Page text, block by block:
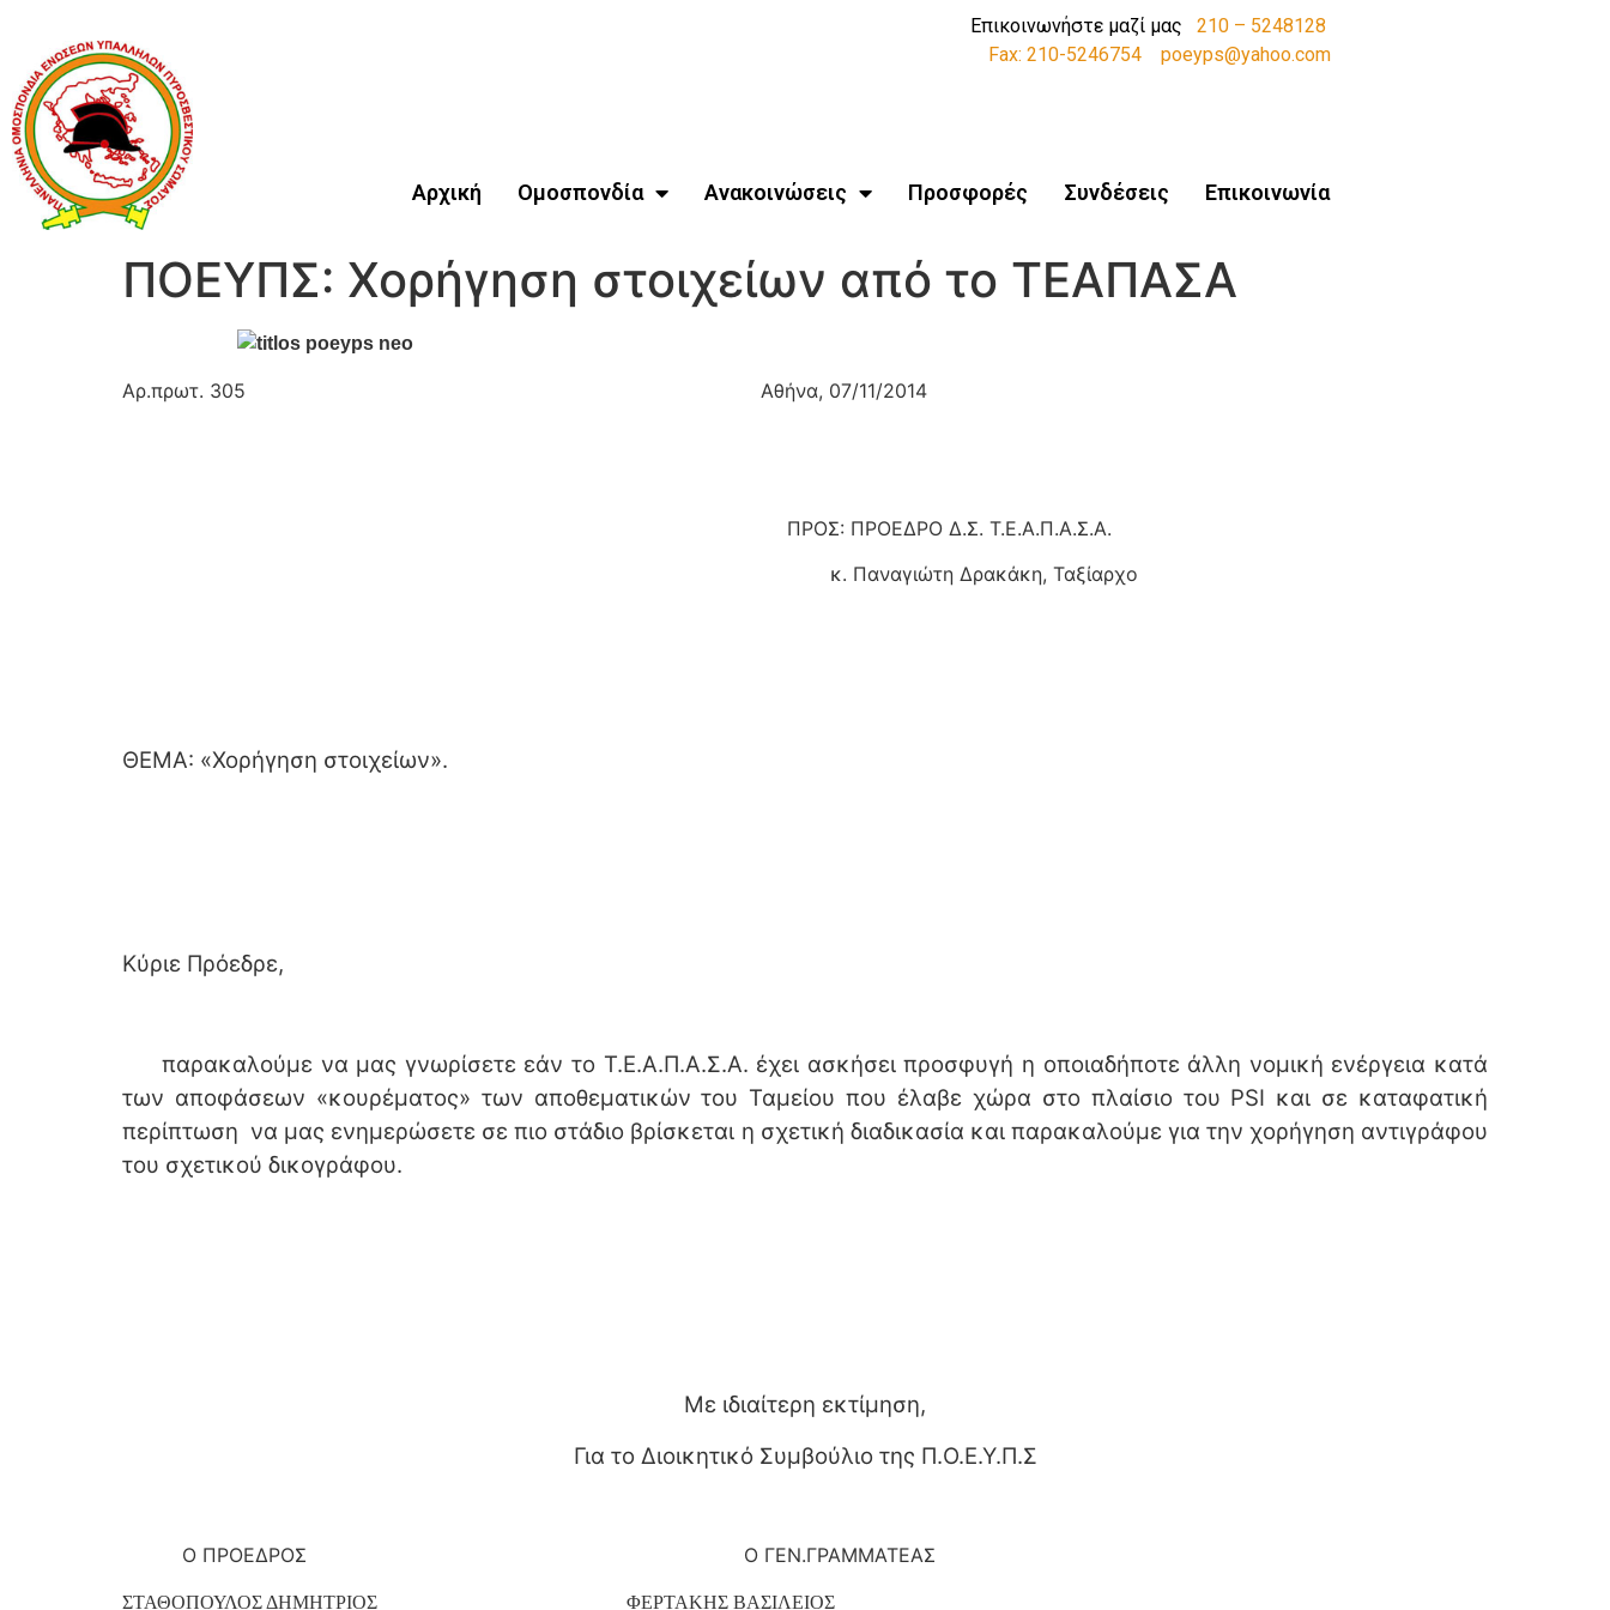
Επικοινωνήστε μαζί μας 210 – 5248128
Fax: 210-5246754
poeyps@yahoo.com
Αρχική Ομοσπονδία Ανακοινώσεις Προσφορές Συνδέσεις Επικοινωνία
ΠΟΕΥΠΣ: Χορήγηση στοιχείων από το ΤΕΑΠΑΣΑ
Αρ.πρωτ. 305 Αθήνα, 07/11/2014
ΠΡΟΣ: ΠΡΟΕΔΡΟ Δ.Σ. Τ.Ε.Α.Π.Α.Σ.Α.
κ. Παναγιώτη Δρακάκη, Ταξίαρχο
ΘΕΜΑ: «Χορήγηση στοιχείων».
Κύριε Πρόεδρε,
παρακαλούμε να μας γνωρίσετε εάν το Τ.Ε.Α.Π.Α.Σ.Α. έχει ασκήσει προσφυγή η οποιαδήποτε άλλη νομική ενέργεια κατά
των αποφάσεων «κουρέματος» των αποθεματικών του Ταμείου που έλαβε χώρα στο πλαίσιο του PSI και σε καταφατική
περίπτωση να μας ενημερώσετε σε πιο στάδιο βρίσκεται η σχετική διαδικασία και παρακαλούμε για την χορήγηση αντιγράφου
του σχετικού δικογράφου.
Με ιδιαίτερη εκτίμηση,
Για το Διοικητικό Συμβούλιο της Π.Ο.Ε.Υ.Π.Σ
Ο ΠΡΟΕΔΡΟΣ Ο ΓΕΝ.ΓΡΑΜΜΑΤΕΑΣ
ΣΤΑΘΟΠΟΥΛΟΣ ΔΗΜΗΤΡΙΟΣ ΦΕΡΤΑΚΗΣ ΒΑΣΙΛΕΙΟΣ